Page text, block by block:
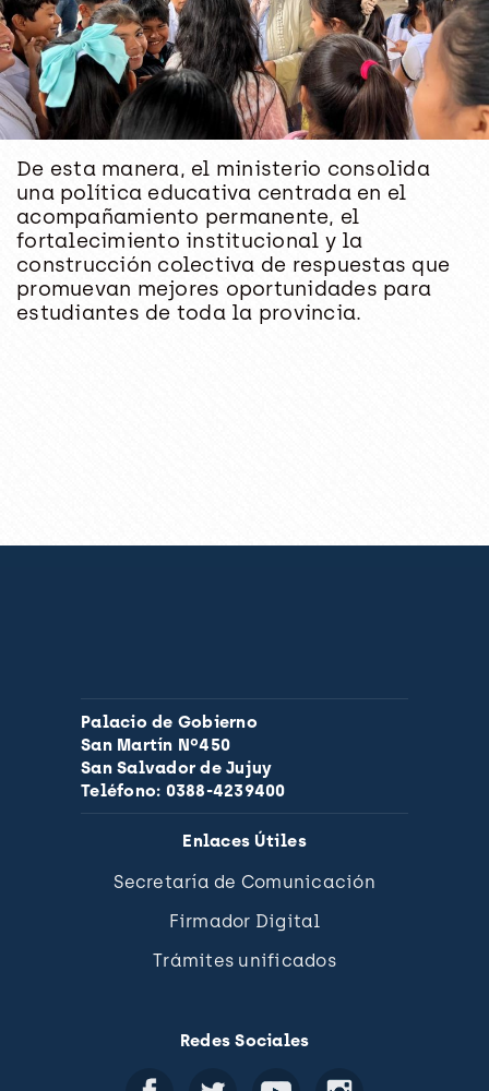
De esta manera, el ministerio consolida
una política educativa centrada en el
acompañamiento permanente, el
fortalecimiento institucional y la
construcción colectiva de respuestas que
promuevan mejores oportunidades para
estudiantes de toda la provincia.
Palacio de Gobierno
San Martín Nº450
San Salvador de Jujuy
Teléfono: 0388-4239400
Enlaces Útiles
Secretaría de Comunicación
Firmador Digital
Trámites unificados
Redes Sociales